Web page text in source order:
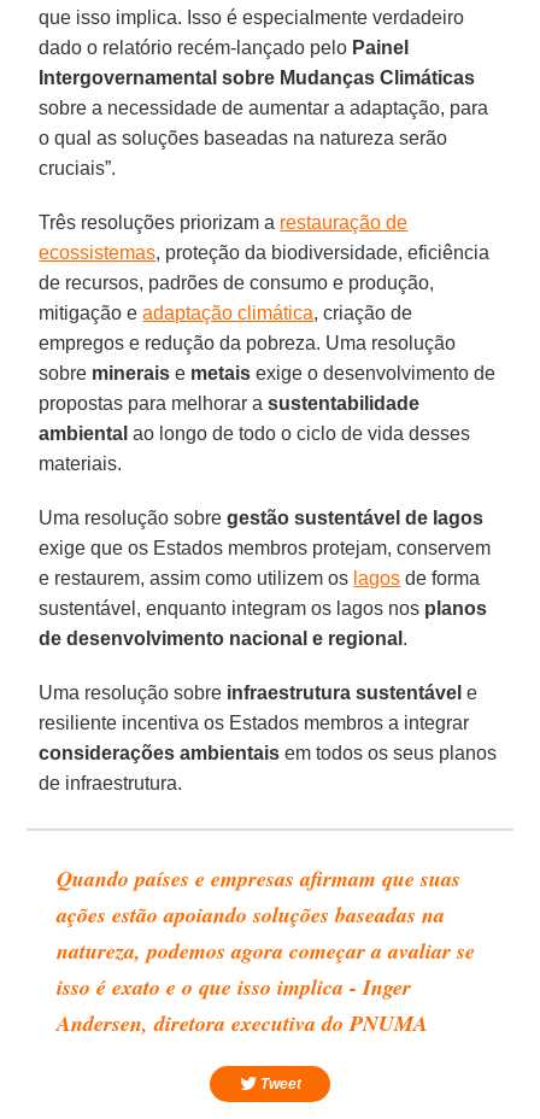
que isso implica. Isso é especialmente verdadeiro
dado o relatório recém-lançado pelo Painel
Intergovernamental sobre Mudanças Climáticas
sobre a necessidade de aumentar a adaptação, para
o qual as soluções baseadas na natureza serão
cruciais”.
Três resoluções priorizam a restauração de
ecossistemas, proteção da biodiversidade, eficiência
de recursos, padrões de consumo e produção,
mitigação eadaptação climática, criação de
empregos e redução da pobreza. Uma resolução
sobre minerais e metais exige o desenvolvimento de
propostas para melhorar asustentabilidade
ambiental ao longo de todo o ciclo de vida desses
materiais.
Uma resolução sobregestão sustentável de lagos
exige que os Estados membros protejam, conservem
e restaurem, assim como utilizem os lagos de forma
sustentável, enquanto integram os lagos nos planos
de desenvolvimento nacional e regional .
Uma resolução sobre infraestrutura sustentável e
resiliente incentiva os Estados membros a integrar
considerações ambientais em todos os seus planos
de infraestrutura.
Quando países e empresas afirmam que suas
ações estão apoiando soluções baseadas na
natureza, podemos agora começar a avaliar se
isso é exato e o que isso implica - Inger
Andersen, diretora executiva do PNUMA
Tweet